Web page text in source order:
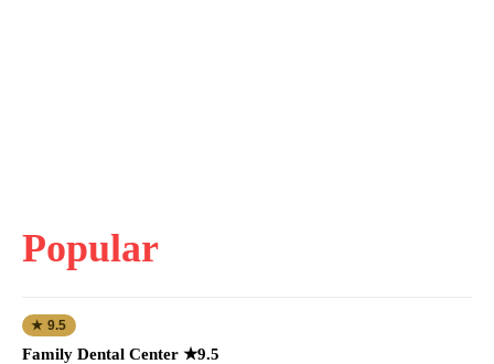
Popular
★ 9.5
Family Dental Center ★9.5